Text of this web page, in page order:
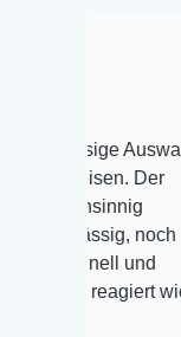
Auswahl
noch
reagiert wie